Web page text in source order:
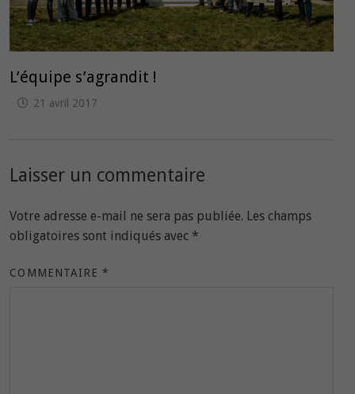
L’équipe s’agrandit !
21 avril 2017
Laisser un commentaire
Votre adresse e-mail ne sera pas publiée. Les champs
obligatoires sont indiqués avec *
COMMENTAIRE*